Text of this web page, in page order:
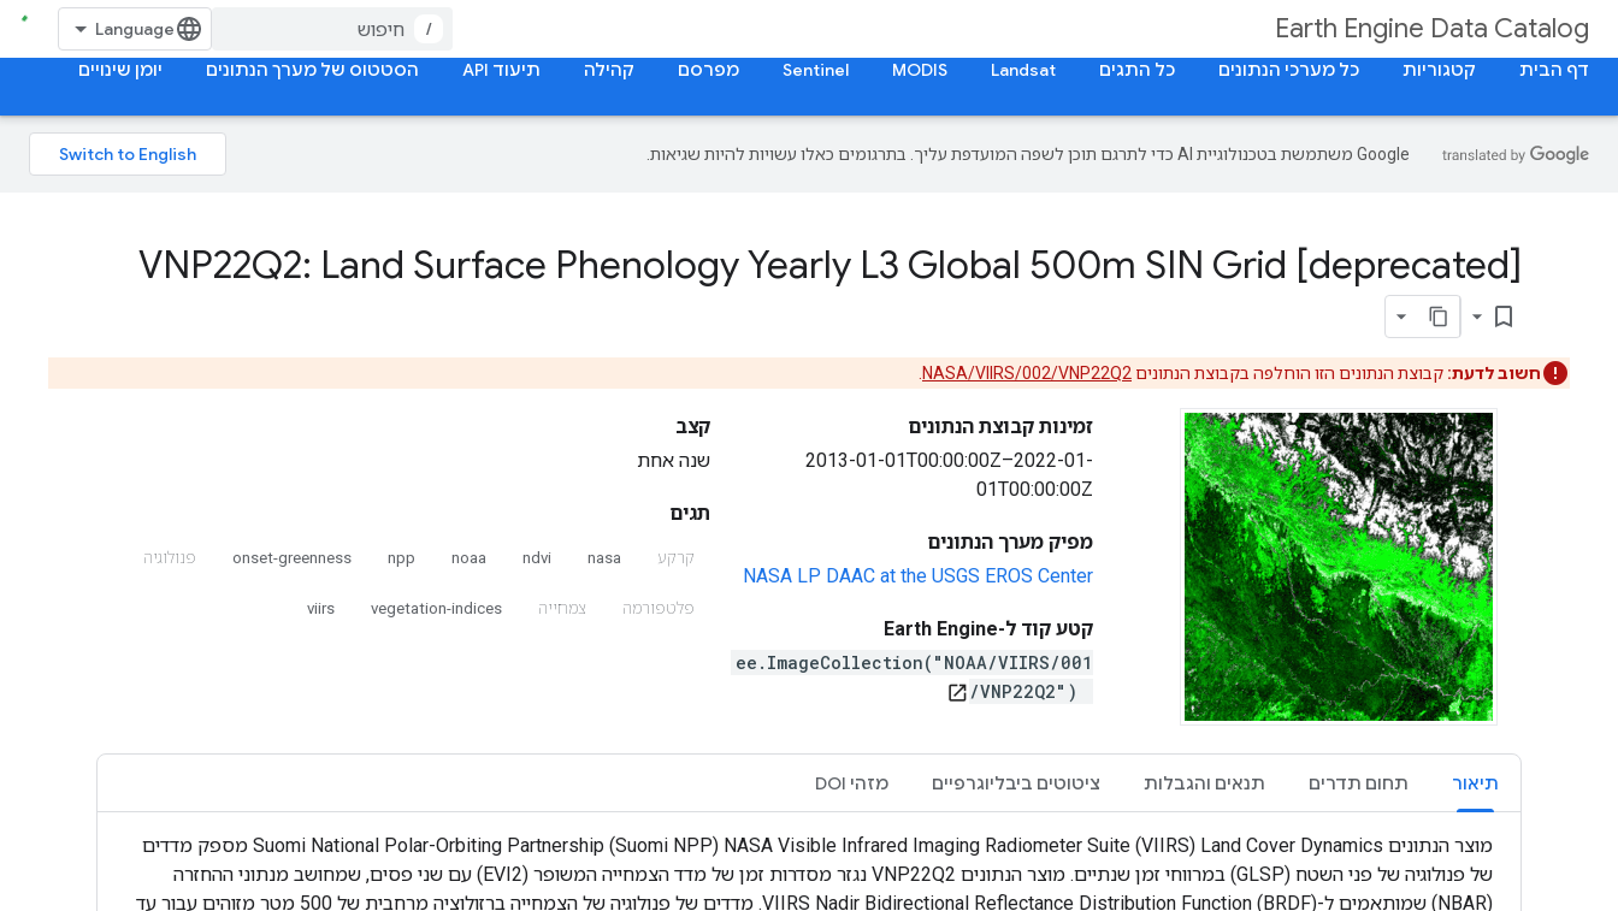
Earth Engine Data Catalog
/
דף הבית
קטגוריות כל מערכי הנתונים כל התגים Landsat
MODIS
Sentinel מפרסם קהילה תיעוד API הסטטוס של מערך הנתונים יומן שינויים
‫Google משתמשת בטכנולוגיית AI כדי לתרגם תוכן לשפה המועדפת עליך. בתרגומים כאלו עשויות להיות שגיאות.
VNP22Q2: Land Surface Phenology Yearly L3 Global 500m SIN Grid [deprecated]
bookmark_border
חשוב לדעת: קבוצת הנתונים הזו הוחלפה בקבוצת הנתונים NASA/VIIRS/002/VNP22Q2
זמינות קבוצת הנתונים
2013-01-01T00:00:00Z–2022-01-
01T00:00:00Z
מפיק מערך הנתונים
NASA LP DAAC at the USGS EROS Center
קטע קוד ל-Earth Engine
ee.ImageCollection("NOAA/VIIRS/001
/VNP22Q2")
open_in_new
קצב
שנה אחת
תגים
קרקע nasa
ndvi
noaa
npp
onset-greenness פנולוגיה
פלטפורמה צמחייה vegetation-indices
viirs
תיאור תחום תדרים תנאים והגבלות ציטוטים ביבליוגרפיים מזהי DOI
מוצר הנתונים Suomi National Polar-Orbiting Partnership (Suomi NPP) NASA Visible Infrared Imaging Radiometer Suite (VIIRS) Land Cover Dynamics מספק מדדים
של פנולוגיה של פני השטח (GLSP) במרווחי זמן שנתיים. מוצר הנתונים VNP22Q2 נגזר מסדרות זמן של מדד הצמחייה המשופר (EVI2) עם שני פסים, שמחושב מנתוני ההחזרה
(NBAR) שמותאמים ל-VIIRS Nadir Bidirectional Reflectance Distribution Function (BRDF). מדדים של פנולוגיה של הצמחייה ברזולוציה מרחבית של 500 מטר מזוהים עבור עד